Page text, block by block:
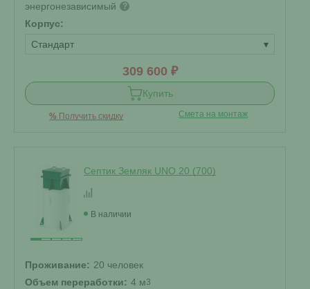
энергонезависимый ?
Корпус:
Стандарт
▾
309 600 ₽
Купить
% Получить скидку Смета на монтаж
Септик Земляк UNO 20 (700)
В наличии
Проживание: 20 человек
Объем переработки: 4 м3